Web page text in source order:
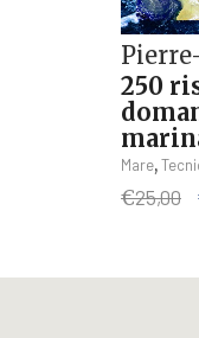
250
Mare,
€25,00